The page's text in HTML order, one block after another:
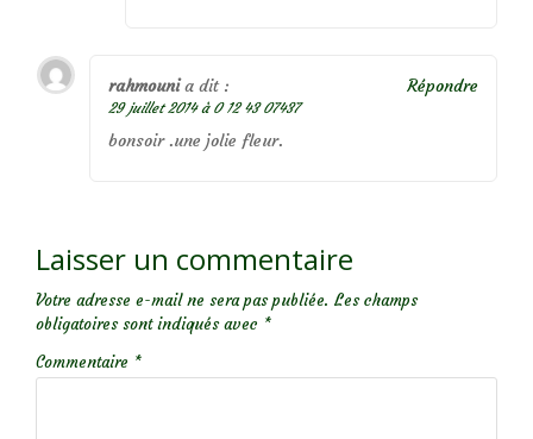
rahmouni a dit :
29 juillet 2014 à 0 12 43 07437
bonsoir .une jolie fleur.
Répondre
Laisser un commentaire
Votre adresse e-mail ne sera pas publiée. Les champs
obligatoires sont indiqués avec *
Commentaire *